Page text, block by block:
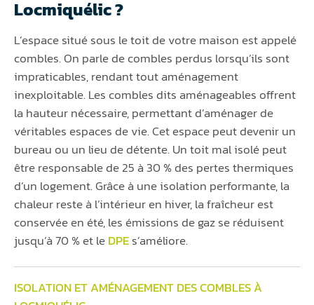
Locmiquélic ?
L’espace situé sous le toit de votre maison est appelé
combles. On parle de combles perdus lorsqu’ils sont
impraticables, rendant tout aménagement
inexploitable. Les combles dits aménageables offrent
la hauteur nécessaire, permettant d’aménager de
véritables espaces de vie. Cet espace peut devenir un
bureau ou un lieu de détente. Un toit mal isolé peut
être responsable de 25 à 30 % des pertes thermiques
d’un logement. Grâce à une isolation performante, la
chaleur reste à l’intérieur en hiver, la fraîcheur est
conservée en été, les émissions de gaz se réduisent
jusqu’à 70 % et leDPEs’améliore.
ISOLATION ET AMÉNAGEMENT DES COMBLES À